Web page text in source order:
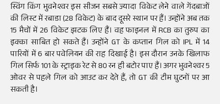
स्विंग किंग भुवनेश्वर इस सीजन सबसे ज्यादा विकेट लेने वाले गेंदबाजों
की लिस्ट में रबाडा (28 विकेट) के बाद दूसरे स्थान पर हैं। उन्होंने अब तक
15 मैचों में 26 विकेट झटक लिए हैं। वह फाइनल में RCB का तुरुप का
इक्का साबित हो सकते हैं। उन्होंने GT के कप्तान गिल को IPL में 14
पारियों में 6 बार पवेलियन की राह दिखाई है। इस दौरान उनके खिलाफ
गिल सिर्फ 101 के स्ट्राइक रेट से 80 रन ही बटोर पाए हैं। अगर भुवनेश्वर 5
ओवर से पहले गिल को आउट कर देते हैं, तो GT की टीम घुटनों पर आ
सकती है।